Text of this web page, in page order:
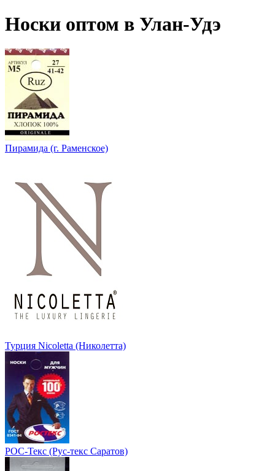
Носки оптом в Улан-Удэ
Пирамида (г. Раменское)
Турция Nicoletta (Николетта)
РОС-Текс (Рус-текс Саратов)